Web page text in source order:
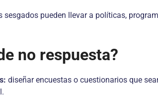
pueden llevar a políticas,
no respuesta?
diseñar encuestas o cuestionarios que